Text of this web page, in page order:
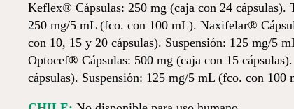
Keflex® Cápsulas: 250 mg (caja con 24 cápsulas).
250 mg/5 mL (fco. con 100 mL). Naxifelar®
con 10, 15 y 20 cápsulas). Suspensión: 125 mg/5
Optocef® Cápsulas: 500 mg (caja con 15
cápsulas). Suspensión: 125 mg/5 mL (fco. con